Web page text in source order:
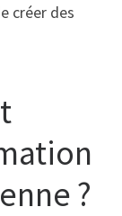
créer des
?